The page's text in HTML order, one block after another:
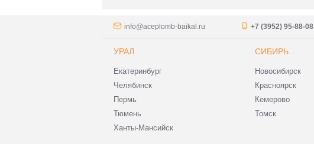
info@aceplomb-baikal.ru +7 (3952) 95-88-08
УРАЛ
Екатеринбург
Челябинск
Пермь
Тюмень
Ханты-Мансийск
СИБИРЬ
Новосибирск
Красноярск
Кемерово
Томск